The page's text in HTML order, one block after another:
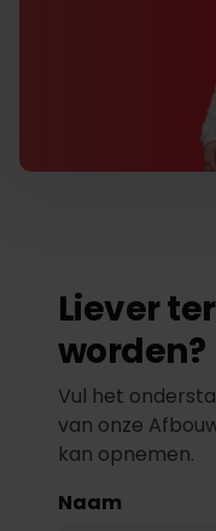
Liever
worden?
Vul het
van onze
kan opnemen.
Naam